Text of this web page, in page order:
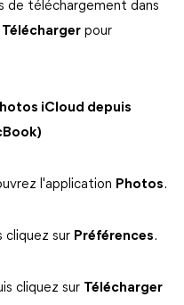
de téléchargement dans
Télécharger pour
iCloud depuis
l'application Photos.
cliquez sur Préférences.
cliquez sur Télécharger